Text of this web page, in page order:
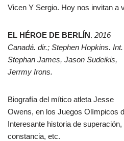
Vicen Y Sergio. Hoy nos invitan a
EL HÉROE DE BERLÍN. 2016
Canadá. dir.; Stephen Hopkins. Int.
Stephan James, Jason Sudeikis,
Jerrmy Irons.
Biografía del mítico atleta Jesse
Owens, en los Juegos Olímpicos
Interesante historia de
constancia, etc.